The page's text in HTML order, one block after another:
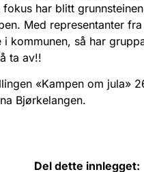
fokus har blitt
Med representanter
i kommunen, så har
ta av!!
«Kampen om jula»
Bjørkelangen.
Del dette innlegget: